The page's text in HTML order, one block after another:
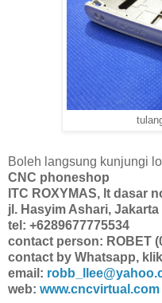
Boleh langsung kunjungi
CNC phoneshop
ITC ROXYMAS, lt dasar
jl. Hasyim Ashari, Jakarta
tel: +6289677775534
contact person: ROBET
contact by Whatsapp,
email:
web: www.cncvirtual.com